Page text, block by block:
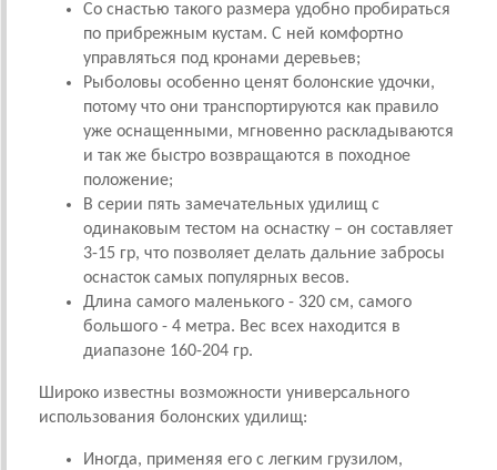
Со снастью такого размера удобно пробираться
по прибрежным кустам. С ней комфортно
управляться под кронами деревьев;
Рыболовы особенно ценят болонские удочки,
потому что они транспортируются как правило
уже оснащенными, мгновенно раскладываются
и так же быстро возвращаются в походное
положение;
В серии пять замечательных удилищ с
одинаковым тестом на оснастку – он составляет
3-15 гр, что позволяет делать дальние забросы
оснасток самых популярных весов.
Длина самого маленького - 320 см, самого
большого - 4 метра. Вес всех находится в
диапазоне 160-204 гр.
Широко известны возможности универсального
использования болонских удилищ:
Иногда, применяя его с легким грузилом,